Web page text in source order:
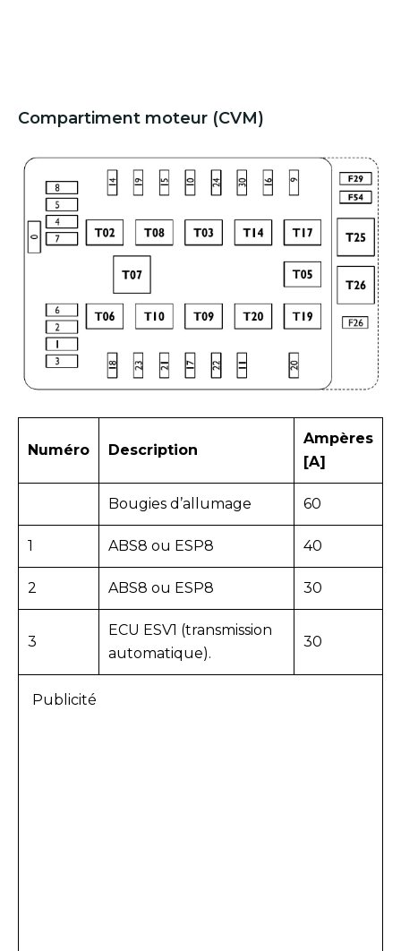
Compartiment moteur (CVM)
Numéro Description
Ampères
[A]
Bougies d’allumage 60
1 ABS8 ou ESP8 40
2 ABS8 ou ESP8 30
3
ECU ESV1 (transmission
automatique).
30
Publicité